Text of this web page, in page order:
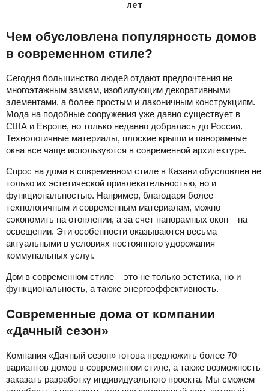
лет
Чем обусловлена популярность домов
в современном стиле?
Сегодня большинство людей отдают предпочтения не
многоэтажным замкам, изобилующим декоративными
элементами, а более простым и лаконичным конструкциям.
Мода на подобные сооружения уже давно существует в
США и Европе, но только недавно добралась до России.
Технологичные материалы, плоские крыши и панорамные
окна все чаще используются в современной архитектуре.
Спрос на дома в современном стиле в Казани обусловлен не
только их эстетической привлекательностью, но и
функциональностью. Например, благодаря более
технологичным и современным материалам, можно
сэкономить на отоплении, а за счет панорамных окон – на
освещении. Эти особенности оказываются весьма
актуальными в условиях постоянного удорожания
коммунальных услуг.
Дом в современном стиле – это не только эстетика, но и
функциональность, а также энергоэффективность.
Современные дома от компании
«Дачный сезон»
Компания «Дачный сезон» готова предложить более 70
вариантов домов в современном стиле, а также возможность
заказать разработку индивидуального проекта. Мы сможем